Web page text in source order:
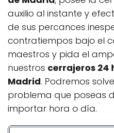
auxilio al instante y
de sus percances
contratiempos bajo el
maestros y pida el
nuestros cerrajeros 24
Madrid. Podremos
problema que poseas
importar hora o día.